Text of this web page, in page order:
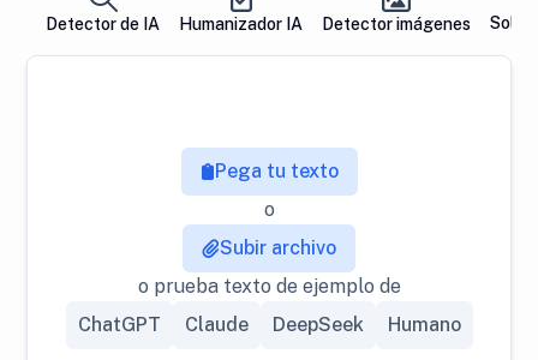
Detector de IA Humanizador IA Detector imágenes
Pega tu texto
o
Subir archivo
o prueba texto de ejemplo de
ChatGPT
Claude DeepSeek Humano